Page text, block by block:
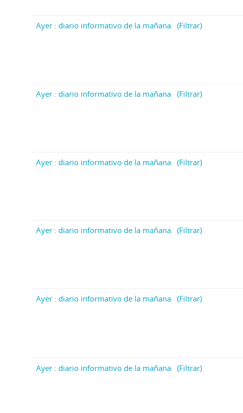
Ayer : diario informativo de la mañana (Filtrar)
Ayer : diario informativo de la mañana (Filtrar)
Ayer : diario informativo de la mañana (Filtrar)
Ayer : diario informativo de la mañana (Filtrar)
Ayer : diario informativo de la mañana (Filtrar)
Ayer : diario informativo de la mañana (Filtrar)